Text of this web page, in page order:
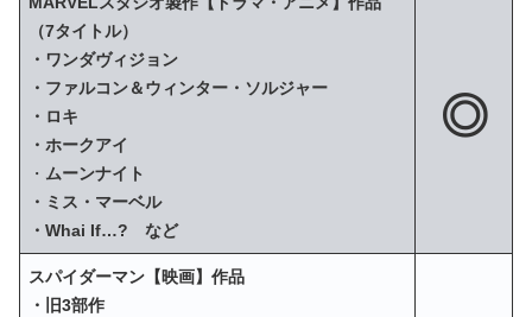
（7タイトル）
・ワンダヴィジョン
・ファルコン＆ウィンター・ソルジャー
・ロキ
・ホークアイ
・ ムーンナイト
・ミス・マーベル
・Whai If…? など
◎
スパイダーマン【映画】作品
・旧3部作